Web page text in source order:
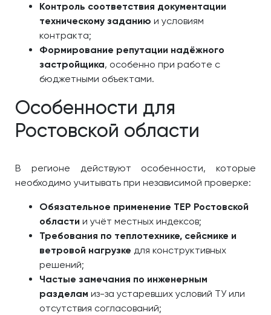
Контроль соответствия документации
техническому заданию и условиям
контракта;
Формирование репутации надёжного
застройщика, особенно при работе с
бюджетными объектами.
Особенности для
Ростовской области
В регионе действуют особенности, которые
необходимо учитывать при независимой проверке:
Обязательное применение ТЕР Ростовской
области и учёт местных индексов;
Требования по теплотехнике, сейсмике и
ветровой нагрузке для конструктивных
решений;
Частые замечания по инженерным
разделам из-за устаревших условий ТУ или
отсутствия согласований;